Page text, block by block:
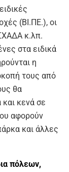
(ΒΙ.ΠΕ.), οι
κ.λπ.
στα ειδικά
η
τους από
θα
κενά σε
αφορούν
και άλλες
πόλεων,